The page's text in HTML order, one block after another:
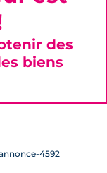
4592
des
biens